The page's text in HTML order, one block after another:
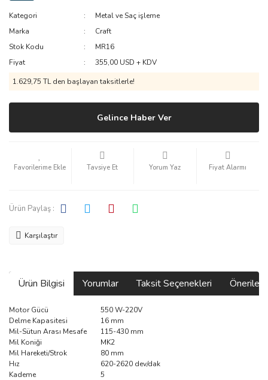
Kategori
Metal ve Saç işleme
Marka
Craft
Stok Kodu
MR16
Fiyat
355,00 USD + KDV
1.629,75 TL den başlayan taksitlerle!
Gelince Haber Ver
Tavsiye Et Yorum Yaz Fiyat Alarmı
Ürün Paylaş :
Karşılaştır
Ürün Bilgisi Yorumlar Taksit Seçenekleri
Motor Gücü
550 W-220V
Delme Kapasitesi
16 mm
Mil-Sütun Arası Mesafe
115-430 mm
Mil Koniği
MK2
Mil Hareketi/Strok
80 mm
Hız
620-2620 dev/dak
Kademe
5